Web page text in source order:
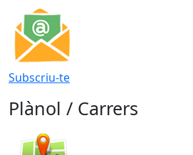
Subscriu-te
Plànol / Carrers